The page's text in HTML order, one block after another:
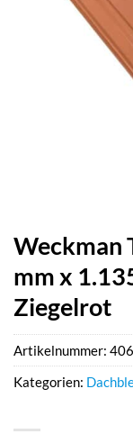
Weckman
mm x
Ziegelrot
Artikelnummer:
Kategorien: